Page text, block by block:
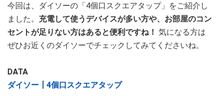
今回は、ダイソーの「4個口スクエアタップ」をご紹介し
ました。 充電して使うデバイスが多い方や、お部屋のコン
セントが足りない方はあると便利ですね！ 気になる方は
ぜひお近くのダイソーでチェックしてみてくださいね。
DATA
ダイソー┃4個口スクエアタップ